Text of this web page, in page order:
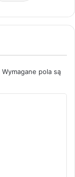
Wymagane pola są